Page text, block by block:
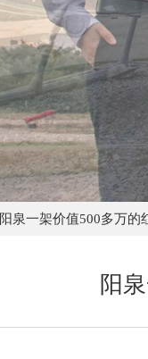
阳泉一架价值500多万的
阳